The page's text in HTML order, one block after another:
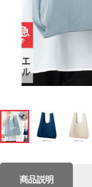
商品説明